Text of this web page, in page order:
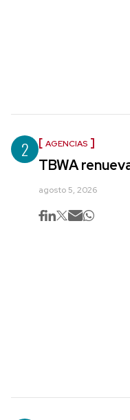
2 AGENCIAS
TBWA
agosto 5, 2026